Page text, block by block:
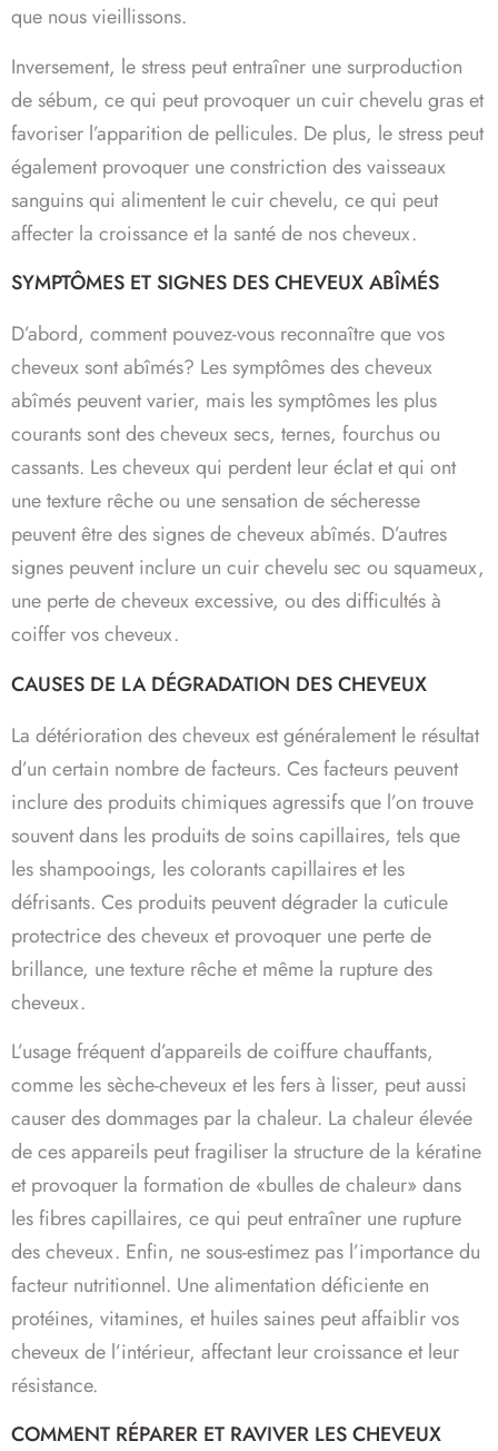
que nous vieillissons.
Inversement, le stress peut entraîner une surproduction
de sébum, ce qui peut provoquer un cuir chevelu gras et
favoriser l’apparition de pellicules. De plus, le stress peut
également provoquer une constriction des vaisseaux
sanguins qui alimentent le cuir chevelu, ce qui peut
affecter la croissance et la santé de nos cheveux.
SYMPTÔMES ET SIGNES DES CHEVEUX ABÎMÉS
D’abord, comment pouvez-vous reconnaître que vos
cheveux sont abîmés? Les symptômes des cheveux
abîmés peuvent varier, mais les symptômes les plus
courants sont des cheveux secs, ternes, fourchus ou
cassants. Les cheveux qui perdent leur éclat et qui ont
une texture rêche ou une sensation de sécheresse
peuvent être des signes de cheveux abîmés. D’autres
signes peuvent inclure un cuir chevelu sec ou squameux,
une perte de cheveux excessive, ou des difficultés à
coiffer vos cheveux.
CAUSES DE LA DÉGRADATION DES CHEVEUX
La détérioration des cheveux est généralement le résultat
d’un certain nombre de facteurs. Ces facteurs peuvent
inclure des produits chimiques agressifs que l’on trouve
souvent dans les produits de soins capillaires, tels que
les shampooings, les colorants capillaires et les
défrisants. Ces produits peuvent dégrader la cuticule
protectrice des cheveux et provoquer une perte de
brillance, une texture rêche et même la rupture des
cheveux.
L’usage fréquent d’appareils de coiffure chauffants,
comme les sèche-cheveux et les fers à lisser, peut aussi
causer des dommages par la chaleur. La chaleur élevée
de ces appareils peut fragiliser la structure de la kératine
et provoquer la formation de «bulles de chaleur» dans
les fibres capillaires, ce qui peut entraîner une rupture
des cheveux. Enfin, ne sous-estimez pas l’importance du
facteur nutritionnel. Une alimentation déficiente en
protéines, vitamines, et huiles saines peut affaiblir vos
cheveux de l’intérieur, affectant leur croissance et leur
résistance.
COMMENT RÉPARER ET RAVIVER LES CHEVEUX